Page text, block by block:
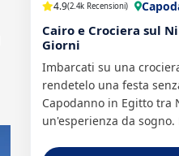
4.9(2.4k Recensioni)
Cairo e Crociera sul
Giorni
Imbarcati su una
rendetelo una festa
Capodanno in Egitto tra
un'esperienza da sogno.